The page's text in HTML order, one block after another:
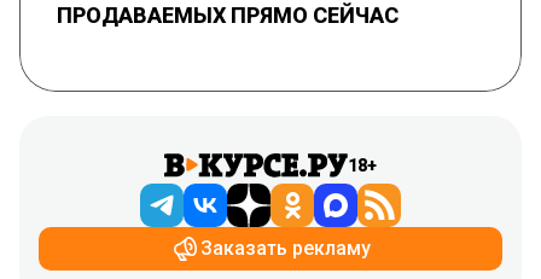
ПРОДАВАЕМЫХ ПРЯМО СЕЙЧАС
18+
Заказать рекламу